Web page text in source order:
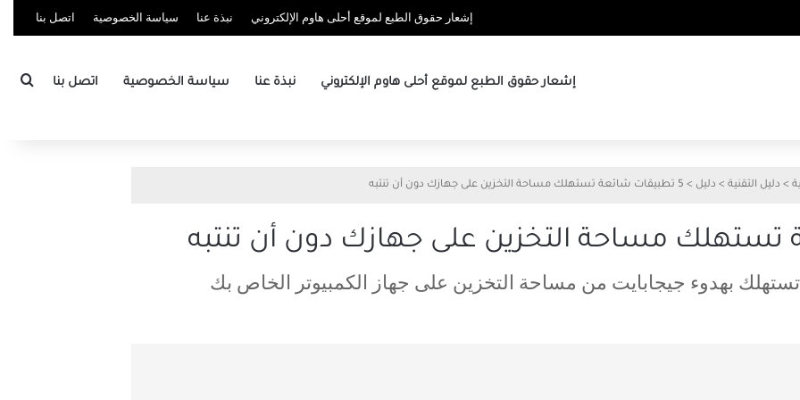
إشعار حقوق الطبع لموقع أحلى هاوم الإلكتروني نبذة عنا سياسة الخصوصية اتصل بنا
إشعار حقوق الطبع لموقع أحلى هاوم الإلكتروني نبذة عنا سياسة الخصوصية اتصل بنا
> دليل التقنية > دليل > 5 تطبيقات شائعة تستهلك مساحة التخزين على جهازك دون أن تنتبه
بهدوء جيجابايت من مساحة التخزين على جهاز الكمبيوتر الخاص بك